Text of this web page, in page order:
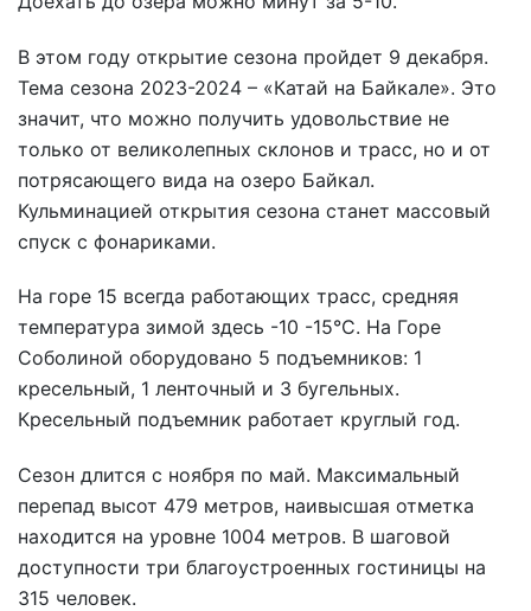
В этом году открытие сезона пройдет 9 декабря.
Тема сезона 2023-2024 – «Катай на Байкале». Это
значит, что можно получить удовольствие не
только от великолепных склонов и трасс, но и от
потрясающего вида на озеро Байкал.
Кульминацией открытия сезона станет массовый
спуск с фонариками.
На горе 15 всегда работающих трасс, средняя
температура зимой здесь -10 -15°С. На Горе
Соболиной оборудовано 5 подъемников: 1
кресельный, 1 ленточный и 3 бугельных.
Кресельный подъемник работает круглый год.
Сезон длится с ноября по май. Максимальный
перепад высот 479 метров, наивысшая отметка
находится на уровне 1004 метров. В шаговой
доступности три благоустроенных гостиницы на
315 человек.